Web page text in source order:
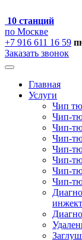
10 станций
по Москве
+7 916 611 16 59
Заказать звонок
Главная
Услуги
Чип
Чип-
Чип-
Чип-
Чип-
Чип-
Чип-
Чип-